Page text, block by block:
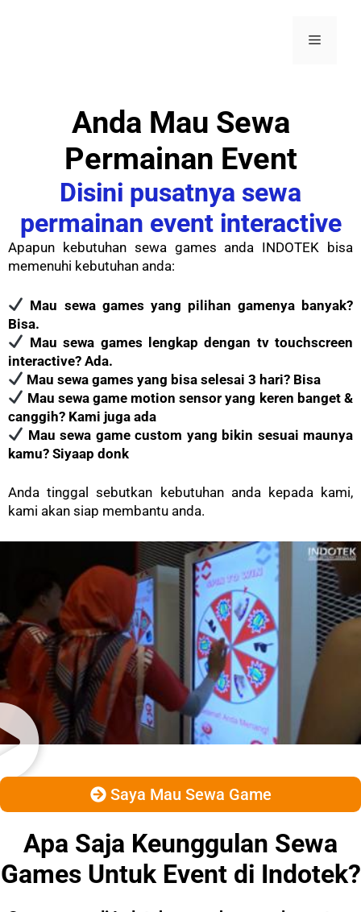
Anda Mau Sewa
Permainan Event
Disini pusatnya sewa
permainan event interactive
Apapun kebutuhan sewa games anda INDOTEK bisa
memenuhi kebutuhan anda:
Mau sewa games yang pilihan gamenya banyak?
Bisa.
Mau sewa games lengkap dengan tv touchscreen
interactive? Ada.
Mau sewa games yang bisa selesai 3 hari? Bisa
Mau sewa game motion sensor yang keren banget &
canggih? Kami juga ada
Mau sewa game custom yang bikin sesuai maunya
kamu? Siyaap donk
Anda tinggal sebutkan kebutuhan anda kepada kami,
kami akan siap membantu anda.
Saya Mau Sewa Game
Apa Saja Keunggulan Sewa
Games Untuk Event di Indotek?